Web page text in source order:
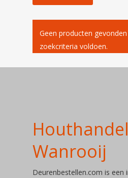
Geen producten
zoekcriteria voldoen.
Wanrooij
Deurenbestellen.com is een